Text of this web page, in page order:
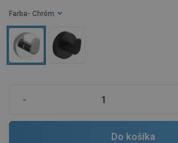
Farba - Chróm
-
Do košíka